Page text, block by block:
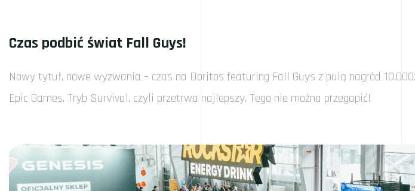
Czas podbić świat Fall Guys!
Nowy tytuł, nowe wyzwania – czas na Doritos featuring Fall Guys z pulą nagród
Epic Games. Tryb Survival, czyli przetrwa najlepszy. Tego nie można przegapić!